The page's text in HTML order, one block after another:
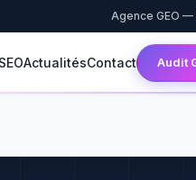
Agence GEO —
ActualitésContact Audit